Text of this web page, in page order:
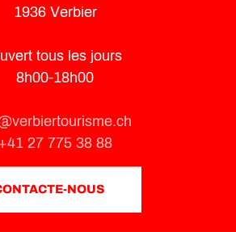
1936 Verbier
tous les jours
8h00-18h00
+41 27 775 38 88
NOUS